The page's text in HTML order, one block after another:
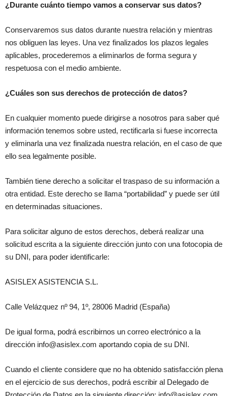
¿Durante cuánto tiempo vamos a conservar sus datos?
Conservaremos sus datos durante nuestra relación y mientras
nos obliguen las leyes. Una vez finalizados los plazos legales
aplicables, procederemos a eliminarlos de forma segura y
respetuosa con el medio ambiente.
¿Cuáles son sus derechos de protección de datos?
En cualquier momento puede dirigirse a nosotros para saber qué
información tenemos sobre usted, rectificarla si fuese incorrecta
y eliminarla una vez finalizada nuestra relación, en el caso de que
ello sea legalmente posible.
También tiene derecho a solicitar el traspaso de su información a
otra entidad. Este derecho se llama “portabilidad” y puede ser útil
en determinadas situaciones.
Para solicitar alguno de estos derechos, deberá realizar una
solicitud escrita a la siguiente dirección junto con una fotocopia de
su DNI, para poder identificarle:
ASISLEX ASISTENCIA S.L.
Calle Velázquez nº 94, 1º, 28006 Madrid (España)
De igual forma, podrá escribirnos un correo electrónico a la
dirección info@asislex.com aportando copia de su DNI.
Cuando el cliente considere que no ha obtenido satisfacción plena
en el ejercicio de sus derechos, podrá escribir al Delegado de